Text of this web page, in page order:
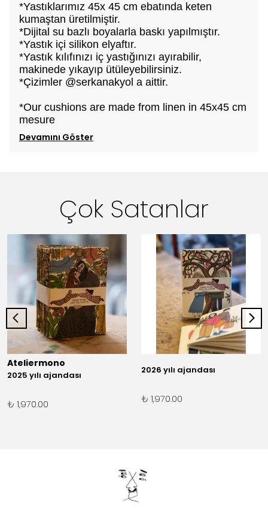
*Yastıklarımız 45x 45 cm ebatında keten
kumaştan üretilmiştir.
*Dijital su bazlı boyalarla baskı yapılmıştır.
*Yastık içi silikon elyaftır.
*Yastık kılıfınızı iç yastığınızı ayırabilir,
makinede yıkayıp ütüleyebilirsiniz.
*Çizimler @serkanakyol a aittir.
*Our cushions are made from linen in 45x45 cm
mesure
Devamını Göster
Çok Satanlar
Ateliermono
2025 yılı ajandası
₺ 1,970.00
2026 yılı ajandası
₺ 1,970.00